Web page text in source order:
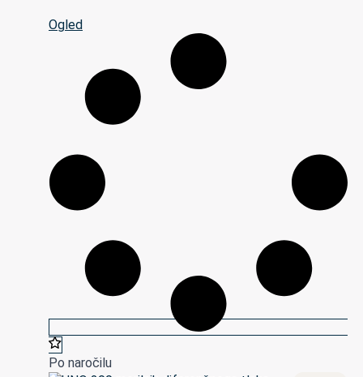
Ogled
Po naročilu